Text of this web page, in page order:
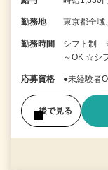
勤務地 東京都全域
勤務時間
シフト制
～OK ☆シ
応募資格 ●未経験者
後で見る